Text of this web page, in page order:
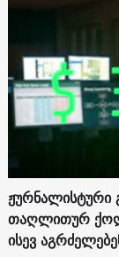
ჟურნალისტური
თაღლითურ
ისევ